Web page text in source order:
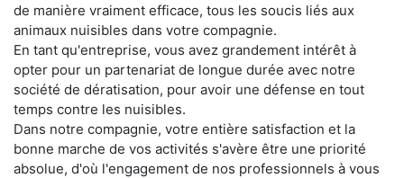
de manière vraiment efficace, tous les soucis liés aux
animaux nuisibles dans votre compagnie.
En tant qu'entreprise, vous avez grandement intérêt à
opter pour un partenariat de longue durée avec notre
société de dératisation, pour avoir une défense en tout
temps contre les nuisibles.
Dans notre compagnie, votre entière satisfaction et la
bonne marche de vos activités s'avère être une priorité
absolue, d'où l'engagement de nos professionnels à vous